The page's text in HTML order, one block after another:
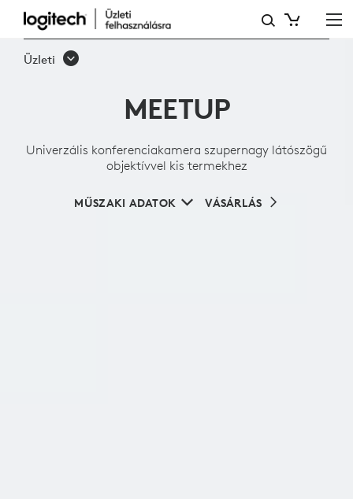
UNIVERZÁLIS
KONFERENCIAKAMERA
LÁTÓSZÖGŰ
OBJEKTÍVVEL
TERMEKHEZ
Üzleti
MEETUP
Univerzális konferenciakamera szupernagy látószögű
objektívvel kis termekhez
MŰSZAKI ADATOK VÁSÁRLÁS